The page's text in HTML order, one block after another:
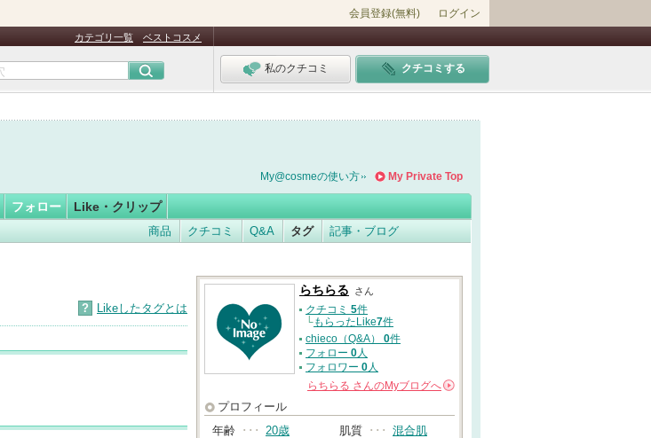
会員登録(無料) ログイン
カテゴリ一覧 ベストコスメ
私のクチコミ クチコミする
My Private Top
My@cosmeの使い方
フォロー Like・クリップ
商品 クチコミ Q&A タグ 記事・ブログ
? Likeしたタグとは
らちらる さん
クチコミ 5件
└もらったLike7件
chieco（Q&A） 0件
フォロー 0人
フォロワー 0人
らちらる さんのMyブログへ
プロフィール
年齢 ･･･ 20歳 肌質 ･･･ 混合肌